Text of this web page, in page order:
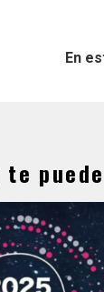
En
te